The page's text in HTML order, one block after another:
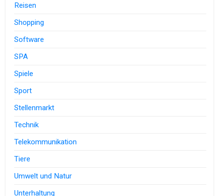
Reisen
Shopping
Software
SPA
Spiele
Sport
Stellenmarkt
Technik
Telekommunikation
Tiere
Umwelt und Natur
Unterhaltung